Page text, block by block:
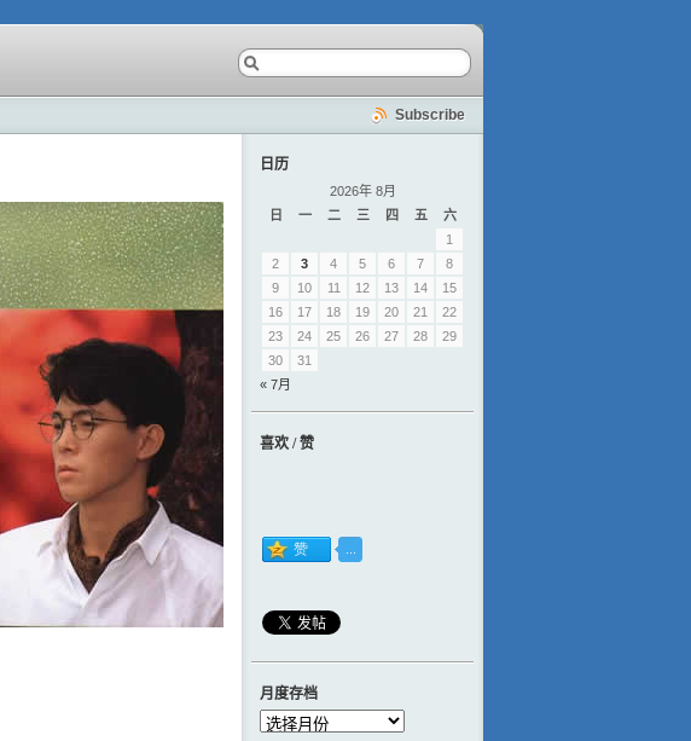
Subscribe
日历
2026年 8月
日
一 二 三 四 五
六
1
2
3 4 5 6 7
8
9
10 11 12 13 14
15
16
17 18 19 20 21
22
23
24 25 26 27 28
29
30
31
« 7月
喜欢 / 赞
月度存档
月